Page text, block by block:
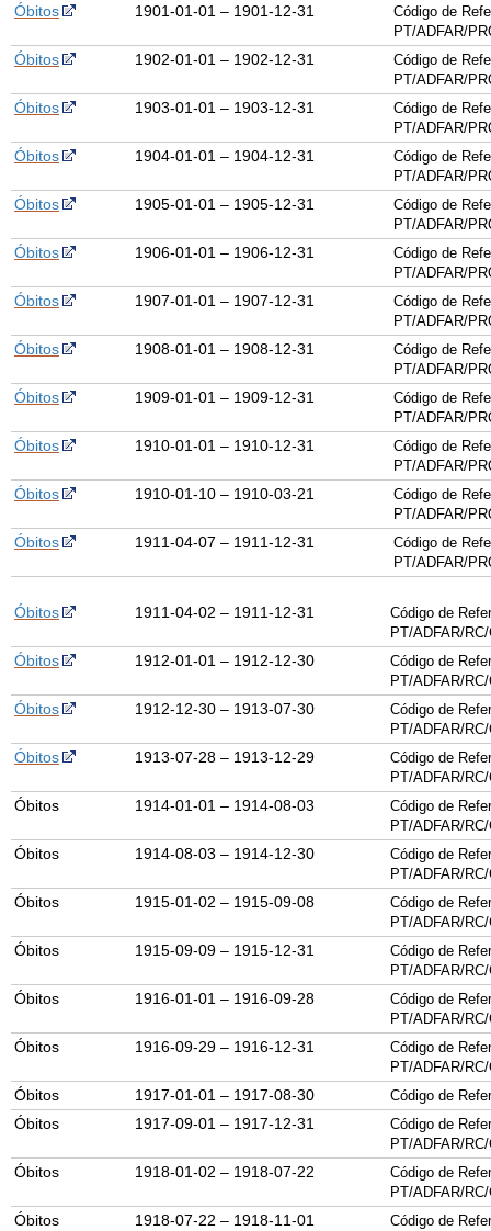
Óbitos 1901-01-01 – 1901-12-31
Código de
PT/ADFAR/
Óbitos 1902-01-01 – 1902-12-31
Código de
PT/ADFAR/
Óbitos 1903-01-01 – 1903-12-31
Código de
PT/ADFAR/
Óbitos 1904-01-01 – 1904-12-31
Código de
PT/ADFAR/
Óbitos 1905-01-01 – 1905-12-31
Código de
PT/ADFAR/
Óbitos 1906-01-01 – 1906-12-31
Código de
PT/ADFAR/
Óbitos 1907-01-01 – 1907-12-31
Código de
PT/ADFAR/
Óbitos 1908-01-01 – 1908-12-31
Código de
PT/ADFAR/
Óbitos 1909-01-01 – 1909-12-31
Código de
PT/ADFAR/
Óbitos 1910-01-01 – 1910-12-31
Código de
PT/ADFAR/
Óbitos 1910-01-10 – 1910-03-21
Código de
PT/ADFAR/
Óbitos 1911-04-07 – 1911-12-31
Código de
PT/ADFAR/
Óbitos 1911-04-02 – 1911-12-31
Código de
PT/ADFAR/RC/
Óbitos 1912-01-01 – 1912-12-30
Código de
PT/ADFAR/RC/
Óbitos 1912-12-30 – 1913-07-30
Código de
PT/ADFAR/RC/
Óbitos 1913-07-28 – 1913-12-29
Código de
PT/ADFAR/RC/
Óbitos 1914-01-01 – 1914-08-03
Código de
PT/ADFAR/RC/
Óbitos 1914-08-03 – 1914-12-30
Código de
PT/ADFAR/RC/
Óbitos 1915-01-02 – 1915-09-08
Código de
PT/ADFAR/RC/
Óbitos 1915-09-09 – 1915-12-31
Código de
PT/ADFAR/RC/
Óbitos 1916-01-01 – 1916-09-28
Código de
PT/ADFAR/RC/
Óbitos 1916-09-29 – 1916-12-31
Código de
PT/ADFAR/RC/
Óbitos 1917-01-01 – 1917-08-30 Código de
Óbitos 1917-09-01 – 1917-12-31
Código de
PT/ADFAR/RC/
Óbitos 1918-01-02 – 1918-07-22
Código de
PT/ADFAR/RC/
Óbitos 1918-07-22 – 1918-11-01
Código de